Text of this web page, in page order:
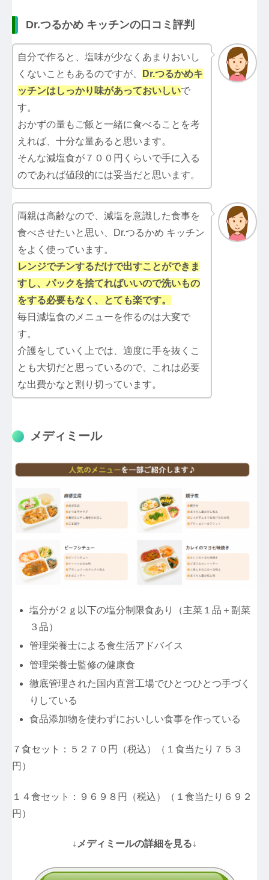
Dr.つるかめ キッチンの口コミ評判
自分で作ると、塩味が少なくあまりおいし
くないこともあるのですが、
Dr.つるかめキ
ッチンはしっかり味があっておいしいで
す。
おかずの量もご飯と一緒に食べることを考
えれば、十分な量あると思います。
そんな減塩食が７００円くらいで手に入る
のであれば値段的には妥当だと思います。
両親は高齢なので、減塩を意識した食事を
食べさせたいと思い、Dr.つるかめ キッチン
をよく使っています。
レンジでチンするだけで出すことができま
すし、パックを捨てればいいので洗いもの
をする必要もなく、とても楽です。
毎日減塩食のメニューを作るのは大変で
す。
介護をしていく上では、適度に手を抜くこ
とも大切だと思っているので、これは必要
な出費かなと割り切っています。
メディミール
塩分が２ｇ以下の塩分制限食あり（主菜１品＋副菜
３品）
管理栄養士による食生活アドバイス
管理栄養士監修の健康食
徹底管理された国内直営工場でひとつひとつ手づく
りしている
食品添加物を使わずにおいしい食事を作っている
７食セット：５２７０円（税込）（１食当たり７５３
円）
１４食セット：９６９８円（税込）（１食当たり６９２
円）
↓メディミールの詳細を見る↓